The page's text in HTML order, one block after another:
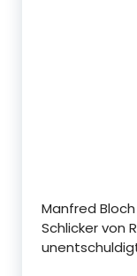
Manfred
Schlicker von